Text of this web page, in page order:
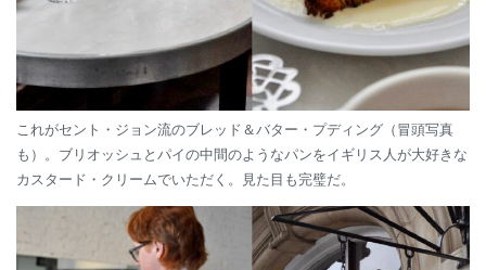
これがセント・ジョン流のブレッド＆バター・プディング（冒頭写真
も）。ブリオッシュとパイの中間のようなパンをイギリス人が大好きな
カスタード・クリームでいただく。見た目も完璧だ。